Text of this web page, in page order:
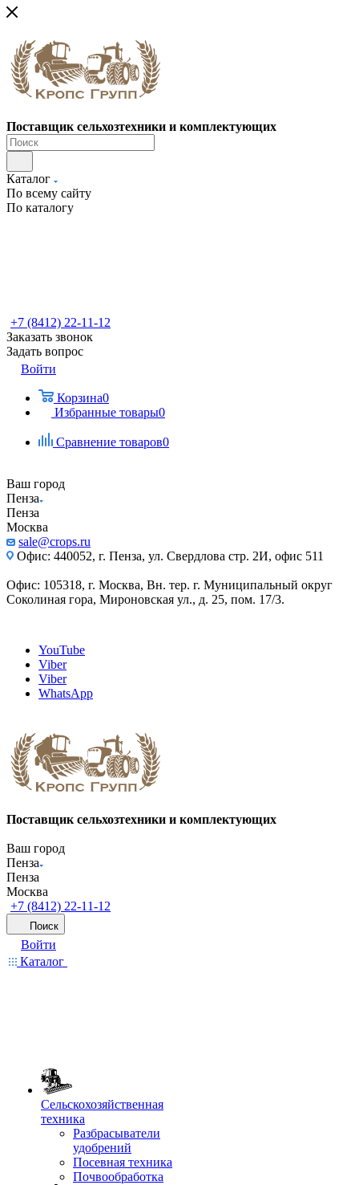
Поставщик сельхозтехники и комплектующих
Каталог
По всему сайту
По каталогу
+7 (8412) 22-11-12
Заказать звонок
Задать вопрос
Войти
Корзина0
Избранные товары0
Сравнение товаров0
Ваш город
Пенза
Пенза
Москва
sale@crops.ru
Офис: 440052, г. Пенза, ул. Свердлова стр. 2И, офис 511
Офис: 105318, г. Москва, Вн. тер. г. Муниципальный округ
Соколиная гора, Мироновская ул., д. 25, пом. 17/3.
YouTube
Viber
Viber
WhatsApp
Поставщик сельхозтехники и комплектующих
Ваш город
Пенза
Пенза
Москва
+7 (8412) 22-11-12
Поиск
Войти
Каталог
Сельскохозяйственная
техника
Разбрасыватели
удобрений
Посевная техника
Почвообработка